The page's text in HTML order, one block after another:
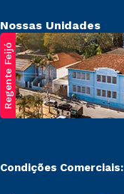
Nossas Unidades
Regente Feijó
Condições Comerciais: